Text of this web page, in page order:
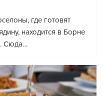
где готовят
находится в Борне
Сюда…